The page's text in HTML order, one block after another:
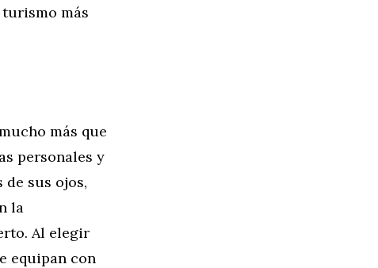
más
más que
personales y
sus ojos,
la
Al elegir
equipan con